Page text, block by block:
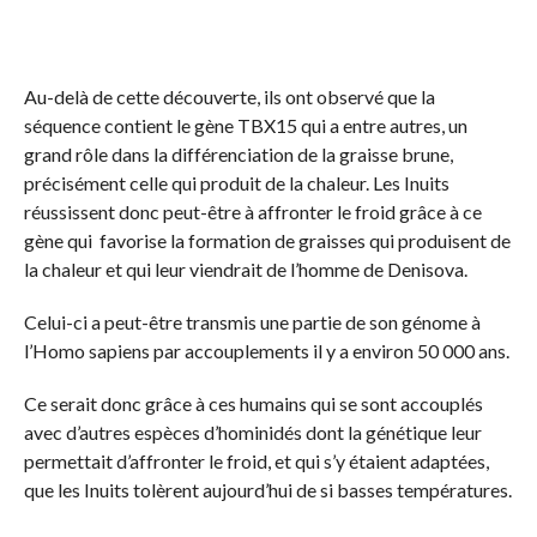
Au-delà de cette découverte, ils ont observé que la
séquence contient le gène TBX15 qui a entre autres, un
grand rôle dans la différenciation de la graisse brune,
précisément celle qui produit de la chaleur. Les Inuits
réussissent donc peut-être à affronter le froid grâce à ce
gène qui favorise la formation de graisses qui produisent de
la chaleur et qui leur viendrait de l’homme de Denisova.
Celui-ci a peut-être transmis une partie de son génome à
l’Homo sapiens par accouplements il y a environ 50 000 ans.
Ce serait donc grâce à ces humains qui se sont accouplés
avec d’autres espèces d’hominidés dont la génétique leur
permettait d’affronter le froid, et qui s’y étaient adaptées,
que les Inuits tolèrent aujourd’hui de si basses températures.